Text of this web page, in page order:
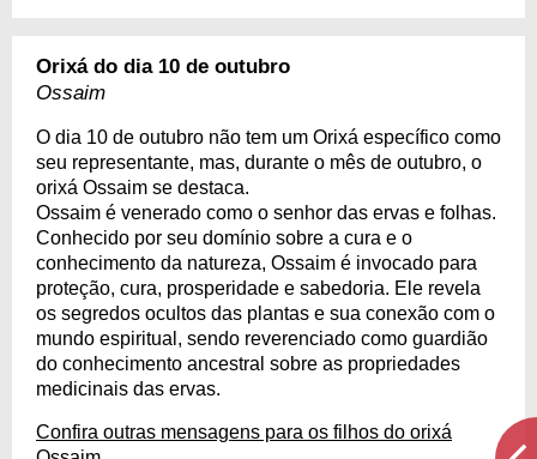
Orixá do dia 10 de outubro
Ossaim
O dia 10 de outubro não tem um Orixá específico como
seu representante, mas, durante o mês de outubro, o
orixá Ossaim se destaca.
Ossaim é venerado como o senhor das ervas e folhas.
Conhecido por seu domínio sobre a cura e o
conhecimento da natureza, Ossaim é invocado para
proteção, cura, prosperidade e sabedoria. Ele revela
os segredos ocultos das plantas e sua conexão com o
mundo espiritual, sendo reverenciado como guardião
do conhecimento ancestral sobre as propriedades
medicinais das ervas.
Confira outras mensagens para os filhos do orixá